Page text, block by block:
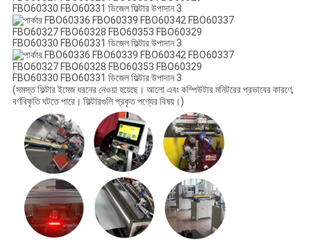
(সমস্ত ফিল্টার ইমেজ ধরনের নেওয়া হয়েছে। আলো এবং কম্পিউটার মনিটরের প্রভাবের কারণে,
বর্ণবিকৃতি ঘটতে পারে। ফিল্টারগুলি প্রকৃত পণ্যের বিষয়।)